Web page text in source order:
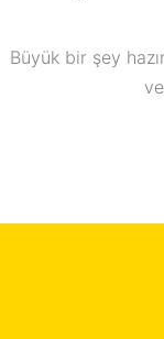
Büyük bir şey